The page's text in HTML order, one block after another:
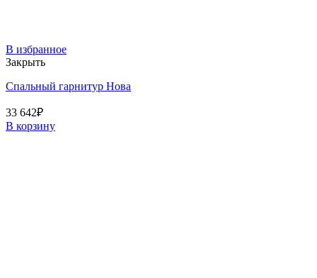
В избранное
Закрыть
Спальный гарнитур Нова
33 642₽
В корзину